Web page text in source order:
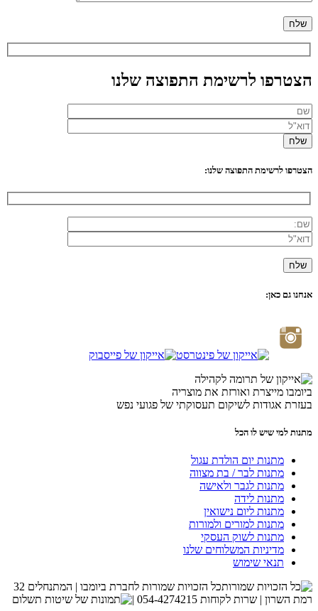
הצטרפו לרשימת התפוצה שלנו
הצטרפו לרשימת התפוצה שלנו:
אנחנו גם כאן:
ביומבו מייצרת ואורזת את מוצריה
בעזרת אגודות לשיקום תעסוקתי של פגועי נפש
מתנות למי שיש לו הכל
מתנות יום הולדת עגול
מתנות לבר / בת מצווה
מתנות לגבר ולאישה
מתנות לידה
מתנות ליום נישואין
מתנות למורים ולמורות
מתנות לשוק העסקי
מדיניות המשלוחים שלנו
תנאי שימוש
כל הזכויות שמורות לחברת ביומבו | המתנחלים 32
רמת השרון | שרות לקוחות 054-4274215 |